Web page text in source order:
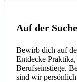
Auf der
Bewirb dich auf
Entdecke
Berufseinstiege.
sind wir